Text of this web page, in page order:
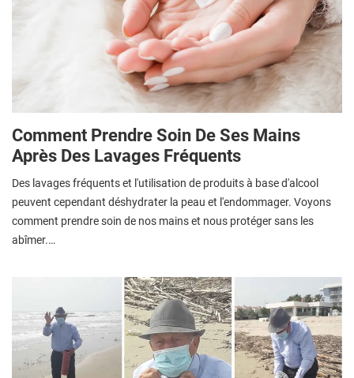
Comment Prendre Soin De Ses Mains
Après Des Lavages Fréquents
Des lavages fréquents et l'utilisation de produits à base d'alcool
peuvent cependant déshydrater la peau et l'endommager. Voyons
comment prendre soin de nos mains et nous protéger sans les
abîmer.…